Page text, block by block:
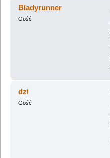
Bladyrunner
Gość
dzi
Gość